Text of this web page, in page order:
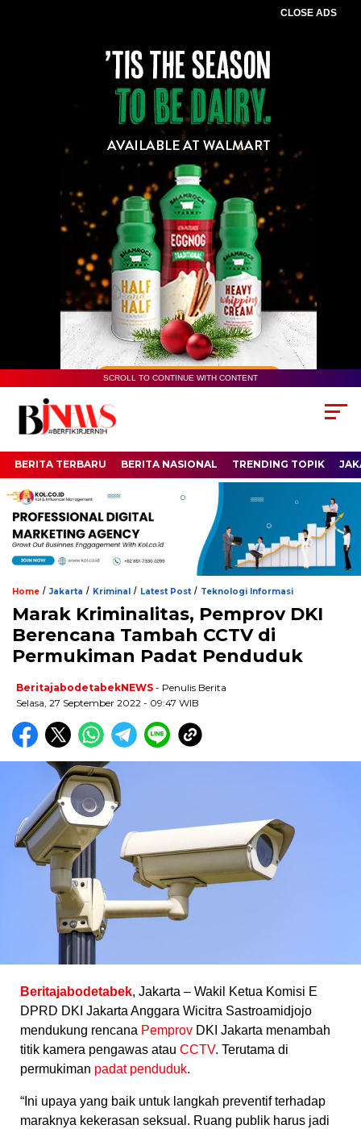
CLOSE ADS
SCROLL TO CONTINUE WITH CONTENT
BERITA TERBARU BERITA NASIONAL TRENDING TOPIK
Home / Jakarta / Kriminal / Latest Post / Teknologi Informasi
Marak Kriminalitas, Pemprov DKI
Berencana Tambah CCTV di
Permukiman Padat Penduduk
BeritajabodetabekNEWS - Penulis Berita
Selasa, 27 September 2022 - 09:47 WIB
Beritajabodetabek, Jakarta – Wakil Ketua Komisi E
DPRD DKI Jakarta Anggara Wicitra Sastroamidjojo
mendukung rencana Pemprov DKI Jakarta menambah
titik kamera pengawas atau CCTV. Terutama di
permukiman padat penduduk.
“Ini upaya yang baik untuk langkah preventif terhadap
maraknya kekerasan seksual. Ruang publik harus jadi